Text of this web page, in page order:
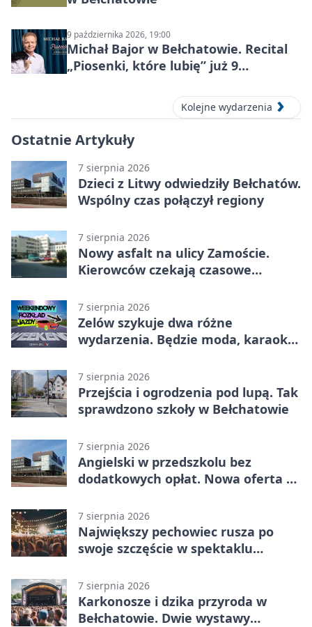
9 października 2026, 19:00
Michał Bajor w Bełchatowie. Recital
„Piosenki, które lubię” już 9
Kolejne wydarzenia
Ostatnie Artykuły
7 sierpnia 2026
Dzieci z Litwy odwiedziły Bełchatów.
Wspólny czas połączył regiony
7 sierpnia 2026
Nowy asfalt na ulicy Zamoście.
Kierowców czekają czasowe
7 sierpnia 2026
Zelów szykuje dwa różne
wydarzenia. Będzie moda, karaoke
7 sierpnia 2026
Przejścia i ogrodzenia pod lupą. Tak
sprawdzono szkoły w Bełchatowie
7 sierpnia 2026
Angielski w przedszkolu bez
dodatkowych opłat. Nowa oferta w
7 sierpnia 2026
Największy pechowiec rusza po
swoje szczęście w spektaklu
7 sierpnia 2026
Karkonosze i dzika przyroda w
Bełchatowie. Dwie wystawy